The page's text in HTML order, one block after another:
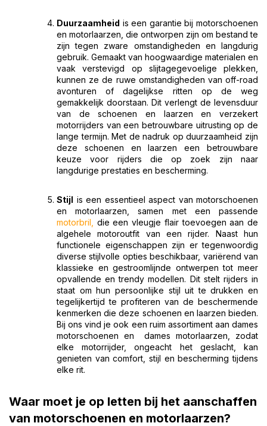
Duurzaamheid is een garantie bij motorschoenen
en motorlaarzen, die ontworpen zijn om bestand te
zijn tegen zware omstandigheden en langdurig
gebruik. Gemaakt van hoogwaardige materialen en
vaak verstevigd op slijtagegevoelige plekken,
kunnen ze de ruwe omstandigheden van off-road
avonturen of dagelijkse ritten op de weg
gemakkelijk doorstaan. Dit verlengt de levensduur
van de schoenen en laarzen en verzekert
motorrijders van een betrouwbare uitrusting op de
lange termijn. Met de nadruk op duurzaamheid zijn
deze schoenen en laarzen een betrouwbare
keuze voor rijders die op zoek zijn naar
langdurige prestaties en bescherming.
Stijl is een essentieel aspect van motorschoenen
en motorlaarzen, samen met een passende
motorbril
die een vleugje flair toevoegen aan de
algehele motoroutfit van een rijder. Naast hun
functionele eigenschappen zijn er tegenwoordig
diverse stijlvolle opties beschikbaar, variërend van
klassieke en gestroomlijnde ontwerpen tot meer
opvallende en trendy modellen. Dit stelt rijders in
staat om hun persoonlijke stijl uit te drukken en
tegelijkertijd te profiteren van de beschermende
kenmerken die deze schoenen en laarzen bieden.
Bij ons vind je ook een ruim assortiment aan dames
motorschoenen en dames motorlaarzen, zodat
elke motorrijder, ongeacht het geslacht, kan
genieten van comfort, stijl en bescherming tijdens
elke rit.
Waar moet je op letten bij het aanschaffen
van motorschoenen en motorlaarzen?